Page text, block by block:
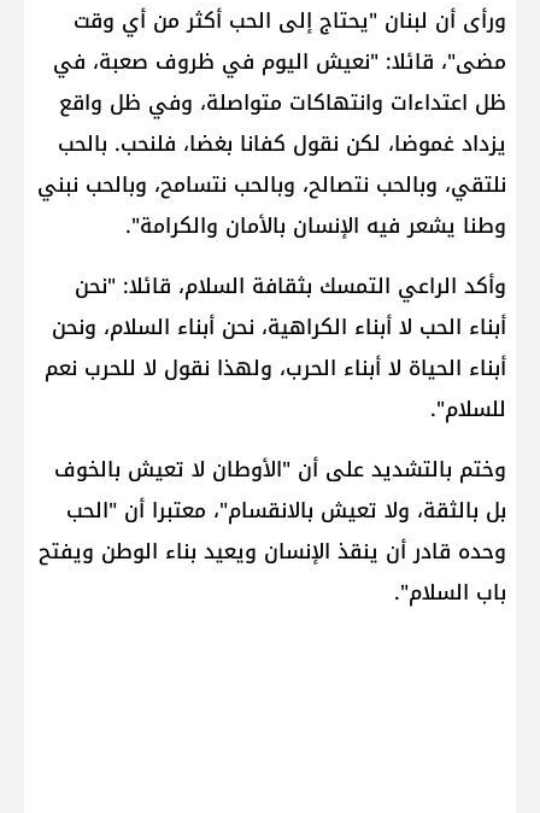
ورأى أن لبنان "يحتاج إلى الحب أكثر من أي وقت
مضى"، قائلا: "نعيش اليوم في ظروف صعبة، في
ظل اعتداءات وانتهاكات متواصلة، وفي ظل واقع
يزداد غموضا، لكن نقول كفانا بغضا، فلنحب. بالحب
نلتقي، وبالحب نتصالح، وبالحب نتسامح، وبالحب نبني
وطنا يشعر فيه الإنسان بالأمان والكرامة".
وأكد الراعي التمسك بثقافة السلام، قائلا: "نحن
أبناء الحب لا أبناء الكراهية، نحن أبناء السلام، ونحن
أبناء الحياة لا أبناء الحرب، ولهذا نقول لا للحرب نعم
للسلام".
وختم بالتشديد على أن "الأوطان لا تعيش بالخوف
بل بالثقة، ولا تعيش بالانقسام"، معتبرا أن "الحب
وحده قادر أن ينقذ الإنسان ويعيد بناء الوطن ويفتح
باب السلام".